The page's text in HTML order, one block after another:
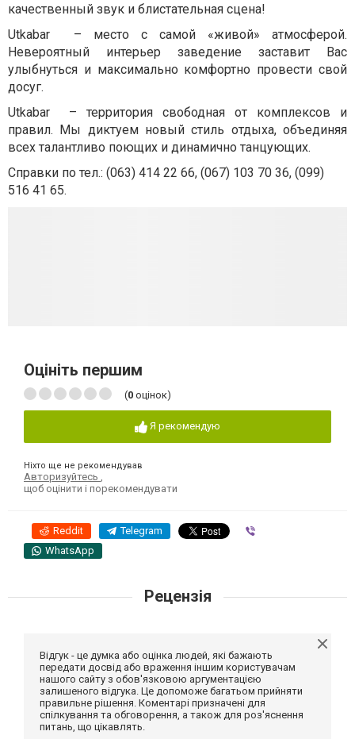
качественный звук и блистательная сцена!
Utkabar – место с самой «живой» атмосферой.
Невероятный интерьер заведение заставит Вас
улыбнуться и максимально комфортно провести свой
досуг.
Utkabar – территория свободная от комплексов и
правил. Мы диктуем новый стиль отдыха, объединяя
всех талантливо поющих и динамично танцующих.
Справки по тел.: (063) 414 22 66, (067) 103 70 36, (099)
516 41 65.
Оцініть першим
(0 оцінок)
Я рекомендую
Ніхто ще не рекомендував
Авторизуйтесь
щоб оцінити і порекомендувати
Reddit Telegram
WhatsApp
Рецензія
Відгук - це думка або оцінка людей, які бажають
передати досвід або враження іншим користувачам
нашого сайту з обов'язковою аргументацією
залишеного відгука. Це допоможе багатьом прийняти
правильне рішення. Коментарі призначені для
спілкування та обговорення, а також для роз'яснення
питань, що цікавлять.